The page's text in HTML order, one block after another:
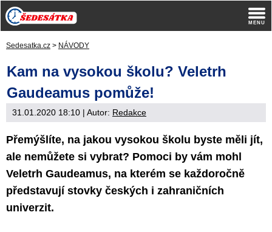
Sedesatka.cz > NÁVODY
Kam na vysokou školu? Veletrh
Gaudeamus pomůže!
31.01.2020 18:10 | Autor: Redakce
Přemýšlíte, na jakou vysokou školu byste měli jít,
ale nemůžete si vybrat? Pomoci by vám mohl
Veletrh Gaudeamus, na kterém se každoročně
představují stovky českých i zahraničních
univerzit.